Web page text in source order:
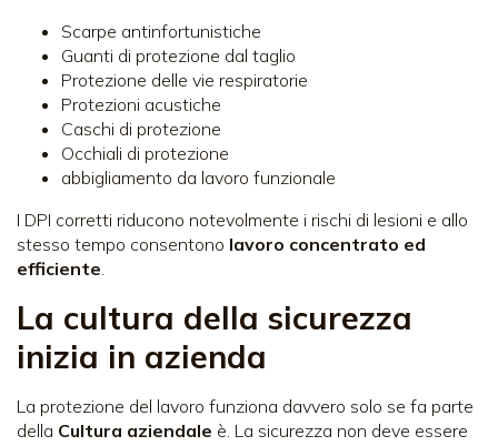
Scarpe antinfortunistiche
Guanti di protezione dal taglio
Protezione delle vie respiratorie
Protezioni acustiche
Caschi di protezione
Occhiali di protezione
abbigliamento da lavoro funzionale
I DPI corretti riducono notevolmente i rischi di lesioni e allo
stesso tempo consentono lavoro concentrato ed
efficiente.
La cultura della sicurezza
inizia in azienda
La protezione del lavoro funziona davvero solo se fa parte
della Cultura aziendale è. La sicurezza non deve essere